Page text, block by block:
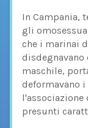
In Campania,
gli
che i marinai
disdegnavano
maschile,
deformavano
presunti